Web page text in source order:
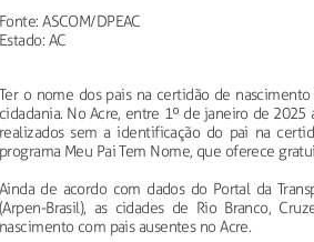
Fonte: ASCOM/DPEAC
Estado: AC
Ter o nome dos pais na certidão de
cidadania. No Acre, entre 1º de janeiro de
realizados sem a identificação do pai na
programa Meu Pai Tem Nome, que oferece
Ainda de acordo com dados do Portal da
(Arpen-Brasil), as cidades de Rio Branco,
nascimento com pais ausentes no Acre.